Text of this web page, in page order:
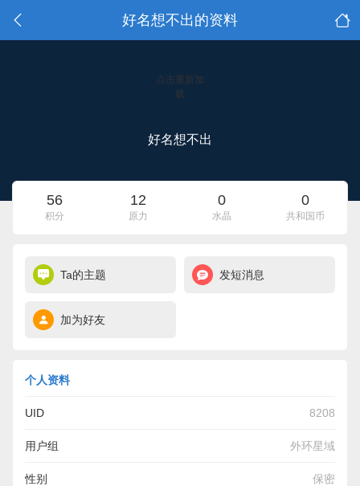
好名想不出的资料
点击重新加
载
好名想不出
56
积分
12
原力
0
水晶
0
共和国币
Ta的主题 发短消息
加为好友
个人资料
UID 8208
用户组 外环星域
性别 保密